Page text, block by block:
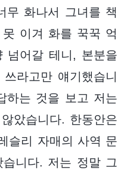
무 화나서 그녀를 책
이겨 화를 꾹꾹 억
넘어갈 테니, 본분을
라고만 얘기했습니
하는 것을 보고 저는
았습니다. 한동안은
슬리 자매의 사역 문
니다. 저는 정말 그